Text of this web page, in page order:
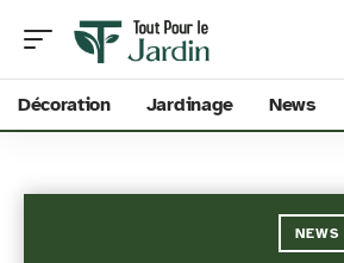
Décoration Jardinage News
NEWS